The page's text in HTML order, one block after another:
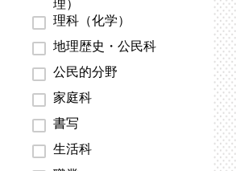
理）
理科（化学）
地理歴史・公民科
公民的分野
家庭科
書写
生活科